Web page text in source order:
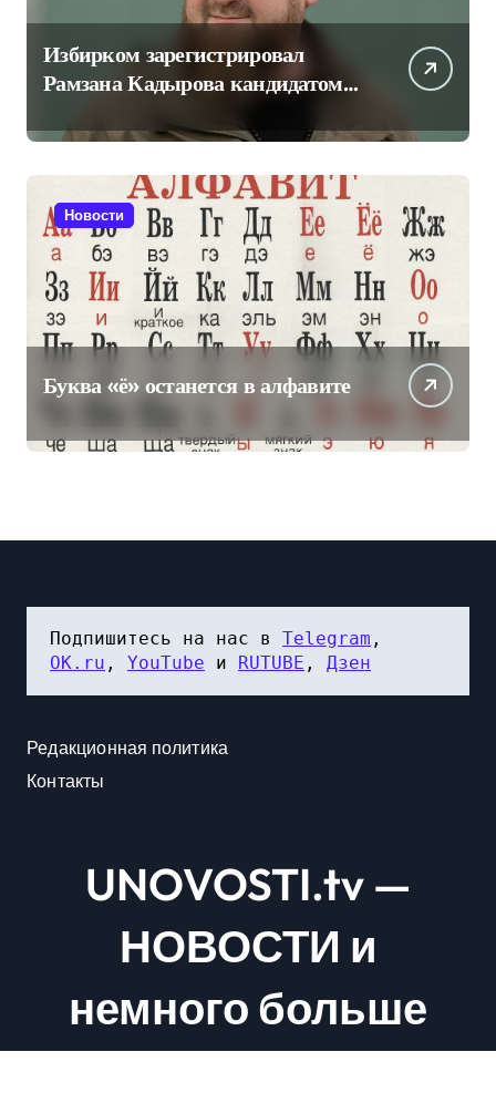
Избирком зарегистрировал
Рамзана Кадырова кандидатом
Новости
Буква «ё» останется в алфавите
Подпишитесь на нас в Telegram
OK.ru , YouTube и RUTUBE , Дзен
Редакционная политика
Контакты
UNOVOSTI.tv —
НОВОСТИ и
немного больше